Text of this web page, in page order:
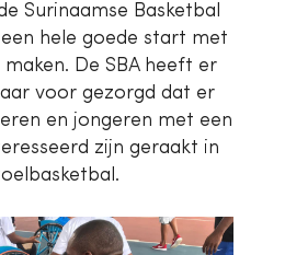
Surinaamse Basketbal
een hele goede start met
De SBA heeft er
voor gezorgd dat er
en jongeren met een
zijn geraakt in